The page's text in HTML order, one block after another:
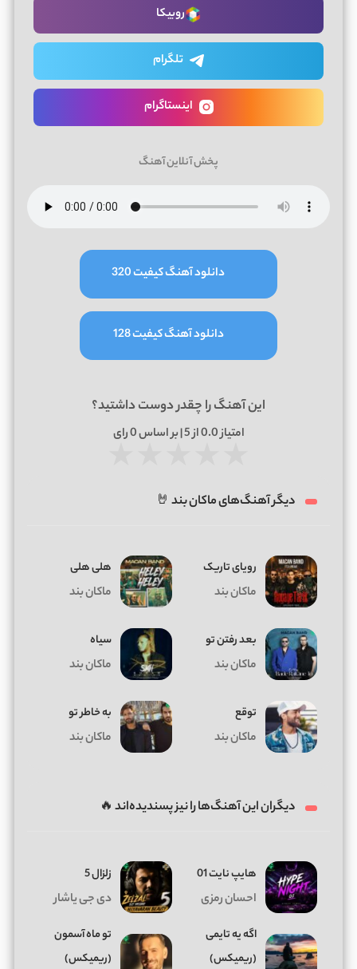
روبیکا
تلگرام
اینستاگرام
پخش آنلاین آهنگ
دانلود آهنگ کیفیت 320
دانلود آهنگ کیفیت 128
این آهنگ را چقدر دوست داشتید؟
امتیاز0.0از 5 | بر اساس 0رای
دیگر آهنگ‌های ماکان بند 🤘
رویای تاریک
ماکان بند
هلی هلی
ماکان بند
بعد رفتن تو
ماکان بند
سیاه
ماکان بند
توقع
ماکان بند
به خاطر تو
ماکان بند
دیگران این آهنگ‌ها را نیز پسندیده‌اند 🔥
هایپ نایت 01
احسان رمزی
زلزال 5
دی جی یاشار
اگه یه تایمی
(ریمیکس)
تو ماه آسمون
(ریمیکس)